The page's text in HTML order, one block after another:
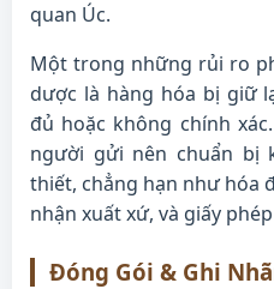
quan Úc.
Một trong những rủi ro
dược là hàng hóa bị giữ
đủ hoặc không chính
người gửi nên chuẩn bị
thiết, chẳng hạn như hóa
nhận xuất xứ, và giấy
Đóng Gói & Ghi